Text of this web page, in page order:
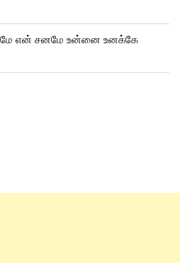
என் சனமே உன்னை உனக்கே